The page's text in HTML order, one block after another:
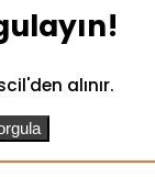
alınır.